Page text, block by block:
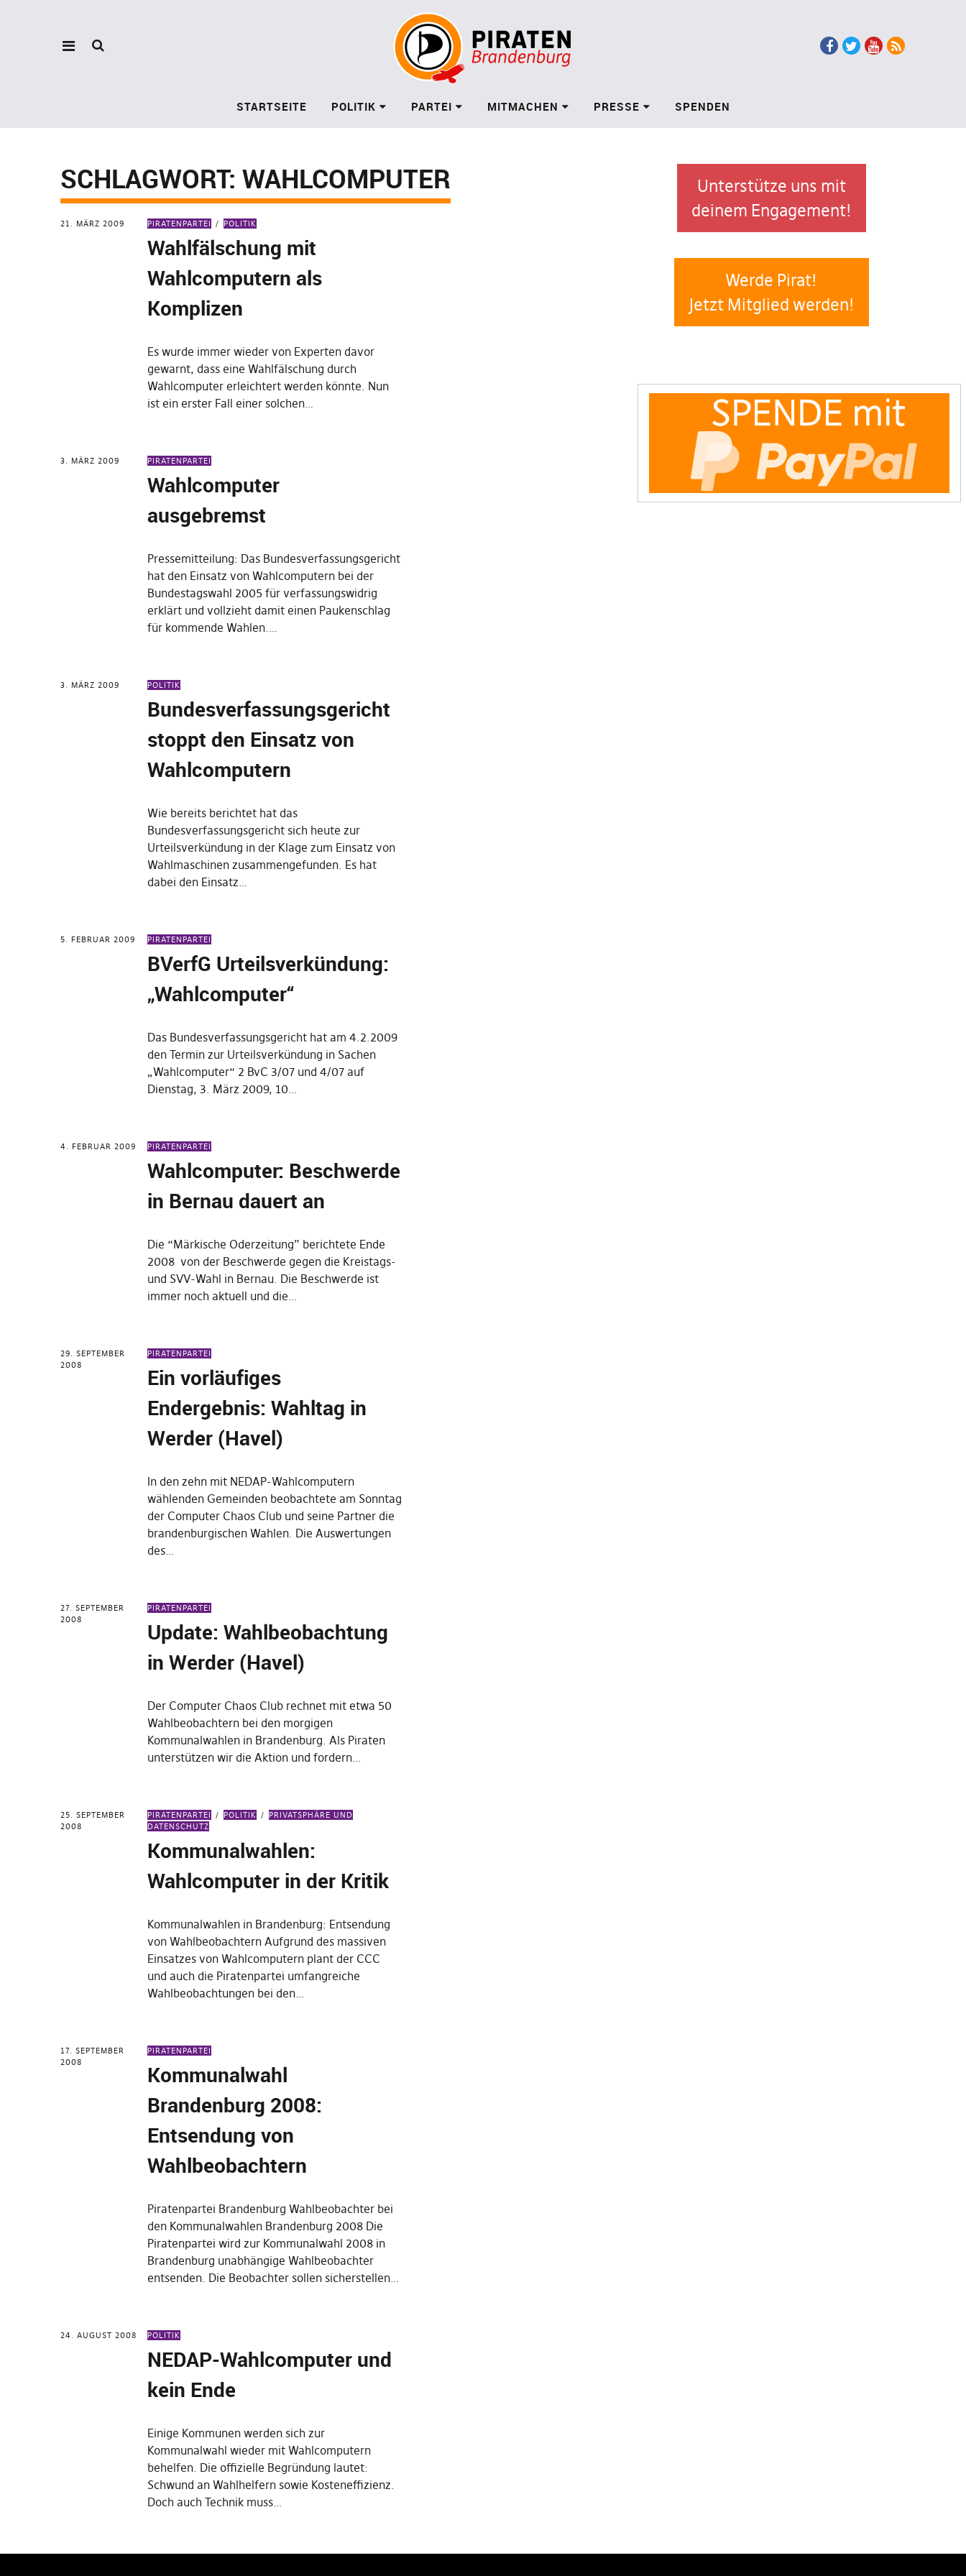
STARTSEITE POLITIK PARTEI MITMACHEN PRESSE SPENDEN
SCHLAGWORT: WAHLCOMPUTER
21. MÄRZ 2009 PIRATENPARTEI POLITIK
Wahlfälschung mit
Wahlcomputern als
Komplizen
Es wurde immer wieder von Experten davor
gewarnt, dass eine Wahlfälschung durch
Wahlcomputer erleichtert werden könnte. Nun
ist ein erster Fall einer solchen…
3. MÄRZ 2009 PIRATENPARTEI
Wahlcomputer
ausgebremst
Pressemitteilung: Das Bundesverfassungsgericht
hat den Einsatz von Wahlcomputern bei der
Bundestagswahl 2005 für verfassungswidrig
erklärt und vollzieht damit einen Paukenschlag
für kommende Wahlen.…
3. MÄRZ 2009 POLITIK
Bundesverfassungsgericht
stoppt den Einsatz von
Wahlcomputern
Wie bereits berichtet hat das
Bundesverfassungsgericht sich heute zur
Urteilsverkündung in der Klage zum Einsatz von
Wahlmaschinen zusammengefunden. Es hat
dabei den Einsatz…
5. FEBRUAR 2009 PIRATENPARTEI
BVerfG Urteilsverkündung:
„Wahlcomputer“
Das Bundesverfassungsgericht hat am 4.2.2009
den Termin zur Urteilsverkündung in Sachen
„Wahlcomputer“ 2 BvC 3/07 und 4/07 auf
Dienstag, 3. März 2009, 10…
4. FEBRUAR 2009 PIRATENPARTEI
Wahlcomputer: Beschwerde
in Bernau dauert an
Die “Märkische Oderzeitung” berichtete Ende
2008 von der Beschwerde gegen die Kreistags-
und SVV-Wahl in Bernau. Die Beschwerde ist
immer noch aktuell und die…
29. SEPTEMBER
2008
PIRATENPARTEI
Ein vorläufiges
Endergebnis: Wahltag in
Werder (Havel)
In den zehn mit NEDAP-Wahlcomputern
wählenden Gemeinden beobachtete am Sonntag
der Computer Chaos Club und seine Partner die
brandenburgischen Wahlen. Die Auswertungen
des…
27. SEPTEMBER
2008
PIRATENPARTEI
Update: Wahlbeobachtung
in Werder (Havel)
Der Computer Chaos Club rechnet mit etwa 50
Wahlbeobachtern bei den morgigen
Kommunalwahlen in Brandenburg. Als Piraten
unterstützen wir die Aktion und fordern…
25. SEPTEMBER
2008
PIRATENPARTEI POLITIK
PRIVATSPHÄRE UND
DATENSCHUTZ
Kommunalwahlen:
Wahlcomputer in der Kritik
Kommunalwahlen in Brandenburg: Entsendung
von Wahlbeobachtern Aufgrund des massiven
Einsatzes von Wahlcomputern plant der CCC
und auch die Piratenpartei umfangreiche
Wahlbeobachtungen bei den…
17. SEPTEMBER
2008
PIRATENPARTEI
Kommunalwahl
Brandenburg 2008:
Entsendung von
Wahlbeobachtern
Piratenpartei Brandenburg Wahlbeobachter bei
den Kommunalwahlen Brandenburg 2008 Die
Piratenpartei wird zur Kommunalwahl 2008 in
Brandenburg unabhängige Wahlbeobachter
entsenden. Die Beobachter sollen sicherstellen…
24. AUGUST 2008 POLITIK
NEDAP-Wahlcomputer und
kein Ende
Einige Kommunen werden sich zur
Kommunalwahl wieder mit Wahlcomputern
behelfen. Die offizielle Begründung lautet:
Schwund an Wahlhelfern sowie Kosteneffizienz.
Doch auch Technik muss…
Unterstütze uns mit
deinem Engagement!
Werde Pirat!
Jetzt Mitglied werden!